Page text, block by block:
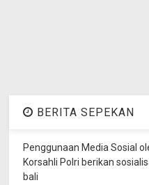
BERITA SEPEKAN
Penggunaan Media Sosial
Korsahli Polri berikan
bali